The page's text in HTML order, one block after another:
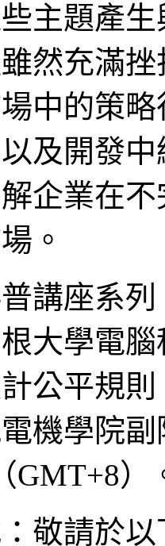
主題產
然充滿
中的策
及開發
企業在
。
講座系
大學電
公平規
機學院
GMT+8）
敬請於